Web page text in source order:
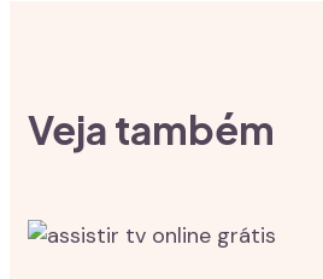
Veja também